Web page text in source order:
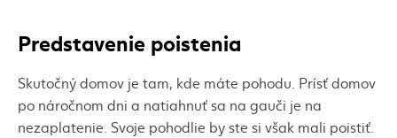
Predstavenie poistenia
Skutočný domov je tam, kde máte pohodu. Prísť domov
po náročnom dni a natiahnuť sa na gauči je na
nezaplatenie. Svoje pohodlie by ste si však mali poistiť.